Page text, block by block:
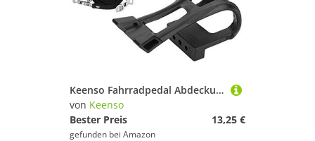
Keenso Fahrradpedal Abdeckung, Kunststoff schwarz verstellbare Fahrradpedale Riemen Anti-Rutsch-Zehenclip Gürtel Fahrradzubehör Fahrrad und Ersatzteile Fahrräder und Zubehör
von Keenso
Bester Preis
13,25 €
gefunden bei Amazon